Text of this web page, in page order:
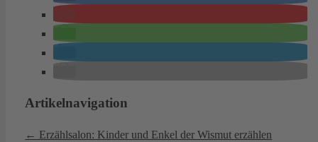
Artikelnavigation
← Erzählsalon: Kinder und Enkel der Wismut erzählen